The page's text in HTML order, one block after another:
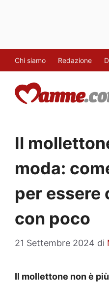
al
contenuto
Chi siamo Redazione
Il
moda:
per essere
con poco
21 Settembre 2024 di
Il mollettone non è